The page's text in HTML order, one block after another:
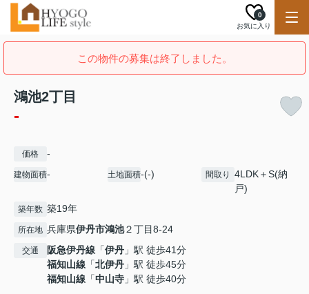
お気に入り
0
この物件の募集は終了しました。
鴻池2丁目
-
価格 -
建物面積- 土地面積-(-) 間取り
4LDK＋S(納
戸)
築年数 築19年
所在地 兵庫県伊丹市鴻池２丁目8-24
交通 阪急伊丹線 「伊丹 」駅 徒歩41分
福知山線 「北伊丹 」駅 徒歩45分
福知山線 「中山寺 」駅 徒歩40分